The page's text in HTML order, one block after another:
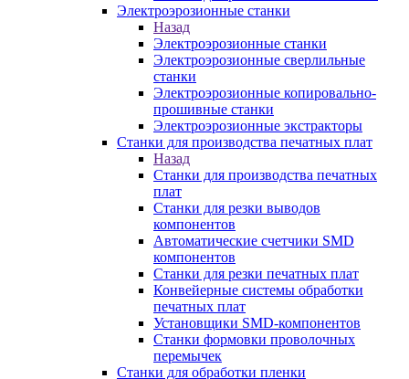
Электроэрозионные станки
Назад
Электроэрозионные станки
Электроэрозионные сверлильные
станки
Электроэрозионные копировально-
прошивные станки
Электроэрозионные экстракторы
Станки для производства печатных плат
Назад
Станки для производства печатных
плат
Станки для резки выводов
компонентов
Автоматические счетчики SMD
компонентов
Станки для резки печатных плат
Конвейерные системы обработки
печатных плат
Установщики SMD-компонентов
Станки формовки проволочных
перемычек
Станки для обработки пленки